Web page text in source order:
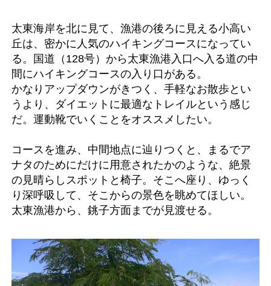
太東海岸を北に見て、漁港の後ろに見える小高い
丘は、密かに人気のハイキングコースになってい
る。国道（128号）から太東漁港入口へ入る道の中
間にハイキングコースの入り口がある。
かなりアップダウンがきつく、手軽なお散歩とい
うより、ダイエットに最適なトレイルという感じ
だ。運動靴でいくことをオススメしたい。
コースを進み、中間地点に辿りつくと、まるでア
ナタのためにだけに用意されたかのような、絶景
の見晴らしスポットと椅子。そこへ座り、ゆっく
り深呼吸して、そこからの景色を眺めてほしい。
太東漁港から、銚子方面までが見渡せる。